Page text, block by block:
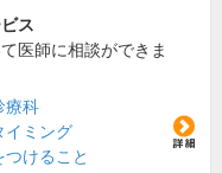
ス
医師に相談ができま
療科
イミング
けること